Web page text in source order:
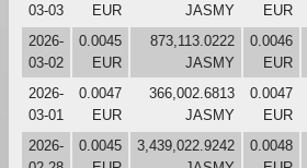
03-03
EUR
JASMY
EUR
2026-
03-02
0.0045
EUR
873,113.0222
JASMY
0.0046
EUR
2026-
03-01
0.0047
EUR
366,002.6813
JASMY
0.0047
EUR
2026-
0.0045
3,439,022.9242
0.0048